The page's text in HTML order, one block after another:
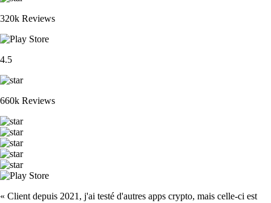
320k Reviews
4.5
660k Reviews
« Client depuis 2021, j'ai testé d'autres apps crypto, mais celle-ci est